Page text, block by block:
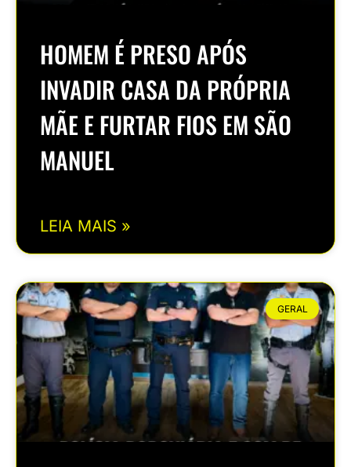
HOMEM É PRESO APÓS
INVADIR CASA DA PRÓPRIA
MÃE E FURTAR FIOS EM SÃO
MANUEL
LEIA MAIS »
GERAL